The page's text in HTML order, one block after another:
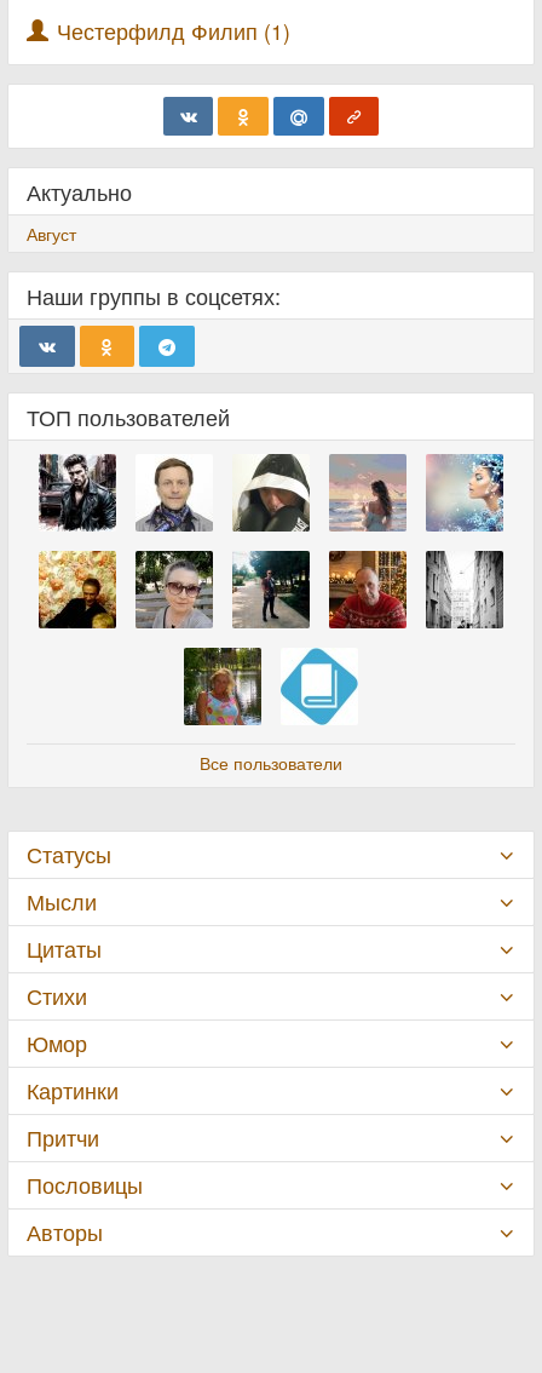
Честерфилд Филип (1)
Актуально
Август
Наши группы в соцсетях:
ТОП пользователей
Все пользователи
Статусы
Мысли
Цитаты
Стихи
Юмор
Картинки
Притчи
Пословицы
Авторы